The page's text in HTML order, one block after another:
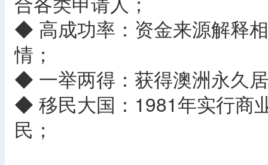
◆ 高成功率：资金来源解释
情；
◆ 一举两得：获得澳洲永久
◆ 移民大国：1981年实行商
民；